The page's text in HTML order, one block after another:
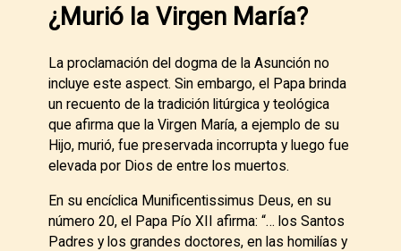
¿Murió la Virgen María?
La proclamación del dogma de la Asunción no
incluye este aspect. Sin embargo, el Papa brinda
un recuento de la tradición litúrgica y teológica
que afirma que la Virgen María, a ejemplo de su
Hijo, murió, fue preservada incorrupta y luego fue
elevada por Dios de entre los muertos.
En su encíclica Munificentissimus Deus, en su
número 20, el Papa Pío XII afirma: “… los Santos
Padres y los grandes doctores, en las homilías y